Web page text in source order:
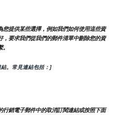
提供某些選擇，例如我們如何使用這些資
要求我們從我們的郵件清單中刪除您的資
。常見連結包括：]
銷電子郵件中的取消訂閱連結或按照下面